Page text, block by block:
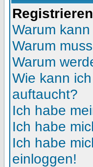
Warum
Warum
Warum
Wie kann
auftaucht?
Ich habe
Ich habe
Ich habe
einloggen!